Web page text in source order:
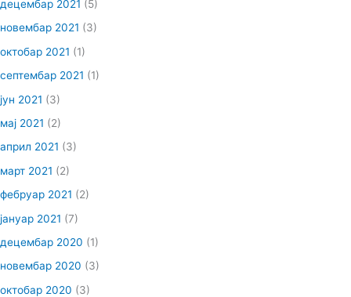
децембар 2021 (5)
новембар 2021 (3)
октобар 2021 (1)
септембар 2021 (1)
јун 2021 (3)
мај 2021 (2)
април 2021 (3)
март 2021 (2)
фебруар 2021 (2)
јануар 2021 (7)
децембар 2020 (1)
новембар 2020 (3)
октобар 2020 (3)